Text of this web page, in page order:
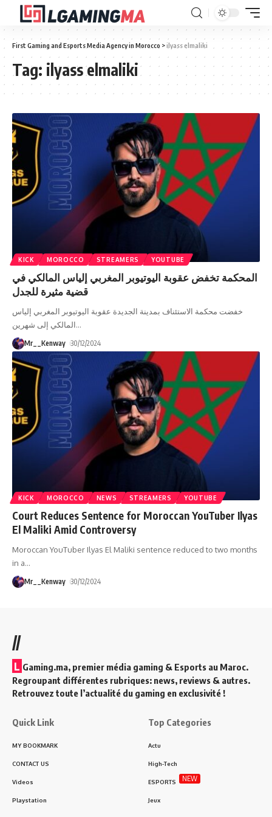
First Gaming and Esports Media Agency in Morocco >ilyass elmaliki
Tag: ilyass elmaliki
KICK MOROCCO STREAMERS YOUTUBE
المحكمة تخفض عقوبة اليوتيوبر المغربي إلياس المالكي في
قضية مثيرة للجدل
خفضت محكمة الاستئناف بمدينة الجديدة عقوبة اليوتيوبر المغربي إلياس
المالكي إلى شهرين…
Mr__Kenway 30/12/2024
KICK MOROCCO NEWS STREAMERS YOUTUBE
Court Reduces Sentence for Moroccan YouTuber Ilyas
El Maliki Amid Controversy
Moroccan YouTuber Ilyas El Maliki sentence reduced to two months
in a…
Mr__Kenway 30/12/2024
//
L Gaming.ma, premier média gaming & Esports au Maroc.
Regroupant différentes rubriques: news, reviews & autres.
Retrouvez toute l’actualité du gaming en exclusivité !
Quick Link
MY BOOKMARK
CONTACT US
Videos
Playstation
Top Categories
Actu
High-Tech
ESPORTS NEW
Jeux